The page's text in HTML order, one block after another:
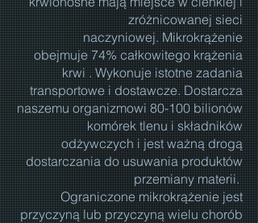
zróżnicowanej sieci
naczyniowej. Mikrokrążenie
obejmuje 74% całkowitego krążenia
krwi . Wykonuje istotne zadania
transportowe i dostawcze. Dostarcza
naszemu organizmowi 80-100 bilionów
komórek tlenu i składników
odżywczych i jest ważną drogą
dostarczania do usuwania produktów
przemiany materii.
Ograniczone mikrokrążenie jest
przyczyną lub przyczyną wielu chorób